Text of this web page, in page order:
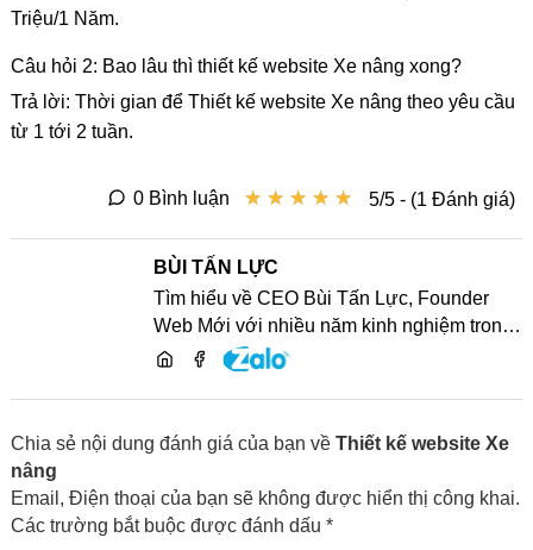
Triệu/1 Năm.
Câu hỏi 2: Bao lâu thì thiết kế website Xe nâng xong?
Trả lời: Thời gian để Thiết kế website Xe nâng theo yêu cầu
từ 1 tới 2 tuần.
★ ★ ★ ★ ★
★ ★ ★ ★ ★ 5/5 - (1 Đánh giá)
0 Bình luận
BÙI TẤN LỰC
Tìm hiểu về CEO Bùi Tấn Lực, Founder
Web Mới với nhiều năm kinh nghiệm trong
lĩnh vực phát triển website, SEO và chia sẻ
Chia sẻ nội dung đánh giá của bạn về Thiết kế website Xe
nâng
Email, Điện thoại của bạn sẽ không được hiển thị công khai.
Các trường bắt buộc được đánh dấu *